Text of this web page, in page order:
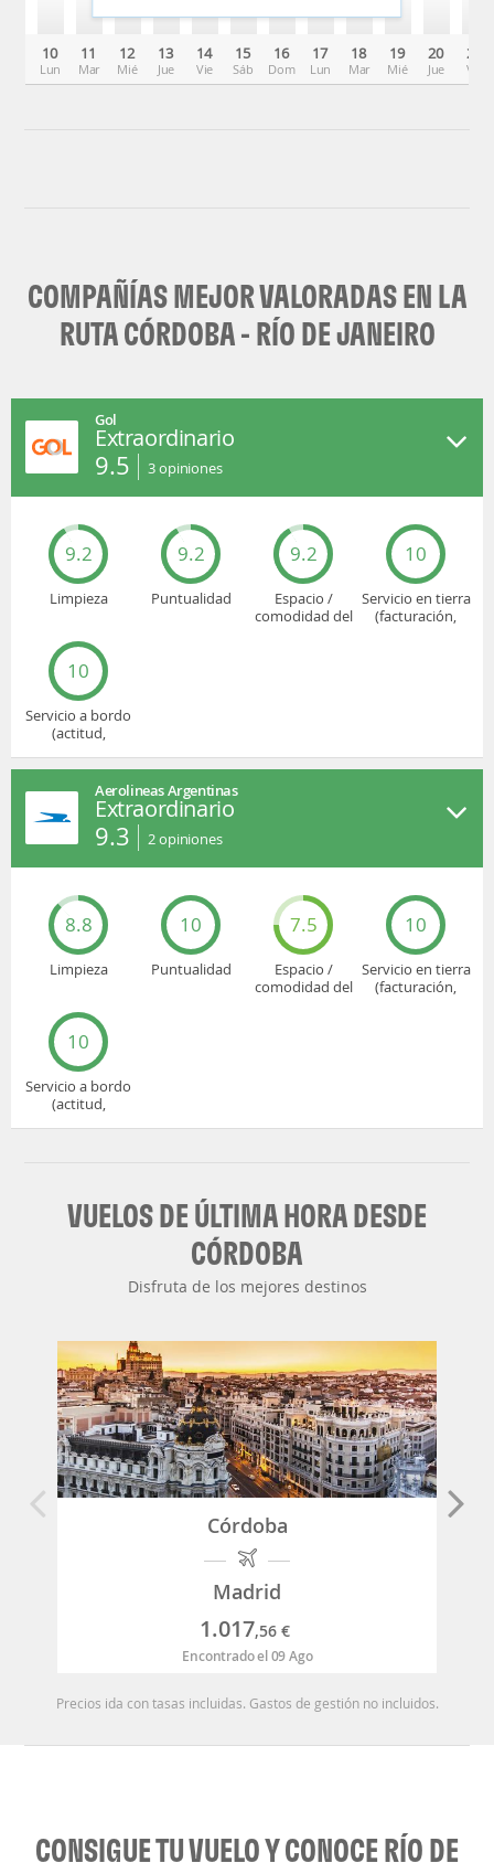
10
Lun
11
Mar
12
Mié
13
Jue
14
Vie
15
Sáb
16
Dom
17
Lun
18
Mar
19
Mié
20
Jue
21
Vie
COMPAÑÍAS MEJOR VALORADAS EN LA
RUTA CÓRDOBA - RÍO DE JANEIRO
Gol
Extraordinario
9.5 3opiniones
9.2
Limpieza
9.2
Puntualidad
9.2
Espacio /
comodidad del
10
Servicio en tierra
(facturación,
10
Servicio a bordo
(actitud,
Aerolineas Argentinas
Extraordinario
9.3 2opiniones
8.8
Limpieza
10
Puntualidad
7.5
Espacio /
comodidad del
10
Servicio en tierra
(facturación,
10
Servicio a bordo
(actitud,
VUELOS DE ÚLTIMA HORA DESDE
CÓRDOBA
Disfruta de los mejores destinos
Córdoba
Madrid
1.017,56 €
Encontrado el 09 Ago
Precios ida con tasas incluidas. Gastos de gestión no incluidos.
CONSIGUE TU VUELO Y CONOCE RÍO DE